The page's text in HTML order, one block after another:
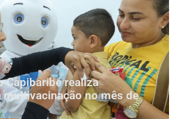
Capibaribe realiza
multivacinação no mês de